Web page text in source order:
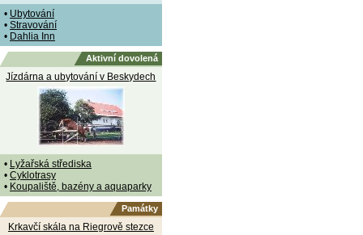
• Ubytování
• Stravování
• Dahlia Inn
Aktivní dovolená
Jízdárna a ubytování v Beskydech
• Lyžařská střediska
• Cyklotrasy
• Koupaliště, bazény a aquaparky
Památky
Krkavčí skála na Riegrově stezce